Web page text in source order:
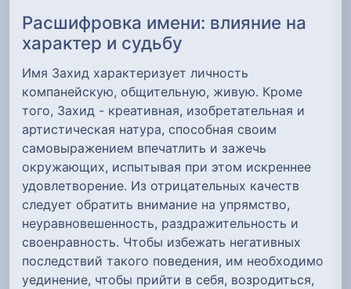
Расшифровка имени: влияние на
характер и судьбу
Имя Захид характеризует личность
компанейскую, общительную, живую. Кроме
того, Захид - креативная, изобретательная и
артистическая натура, способная своим
самовыражением впечатлить и зажечь
окружающих, испытывая при этом искреннее
удовлетворение. Из отрицательных качеств
следует обратить внимание на упрямство,
неуравновешенность, раздражительность и
своенравность. Чтобы избежать негативных
последствий такого поведения, им необходимо
уединение, чтобы прийти в себя, возродиться,